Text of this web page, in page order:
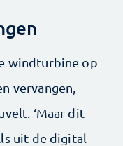
windturbine op
vervangen,
‘Maar dit
uit de digital